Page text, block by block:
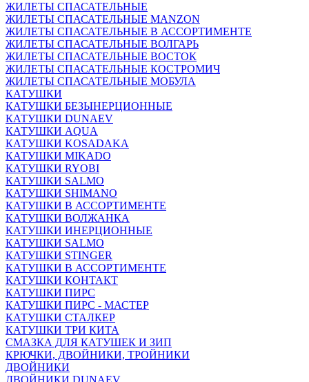
ЖИЛЕТЫ СПАСАТЕЛЬНЫЕ
ЖИЛЕТЫ СПАСАТЕЛЬНЫЕ MANZON
ЖИЛЕТЫ СПАСАТЕЛЬНЫЕ В АССОРТИМЕНТЕ
ЖИЛЕТЫ СПАСАТЕЛЬНЫЕ ВОЛГАРЬ
ЖИЛЕТЫ СПАСАТЕЛЬНЫЕ ВОСТОК
ЖИЛЕТЫ СПАСАТЕЛЬНЫЕ КОСТРОМИЧ
ЖИЛЕТЫ СПАСАТЕЛЬНЫЕ МОБУЛА
КАТУШКИ
КАТУШКИ БЕЗЫНЕРЦИОННЫЕ
КАТУШКИ DUNAEV
КАТУШКИ AQUA
КАТУШКИ KOSADAKA
КАТУШКИ MIKADO
КАТУШКИ RYOBI
КАТУШКИ SALMO
КАТУШКИ SHIMANO
КАТУШКИ В АССОРТИМЕНТЕ
КАТУШКИ ВОЛЖАНКА
КАТУШКИ ИНЕРЦИОННЫЕ
КАТУШКИ SALMO
КАТУШКИ STINGER
КАТУШКИ В АССОРТИМЕНТЕ
КАТУШКИ КОНТАКТ
КАТУШКИ ПИРС
КАТУШКИ ПИРС - МАСТЕР
КАТУШКИ СТАЛКЕР
КАТУШКИ ТРИ КИТА
СМАЗКА ДЛЯ КАТУШЕК И ЗИП
КРЮЧКИ, ДВОЙНИКИ, ТРОЙНИКИ
ДВОЙНИКИ
ДВОЙНИКИ DUNAEV